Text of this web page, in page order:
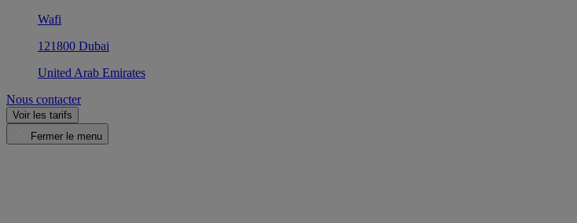
Wafi
121800 Dubai
United Arab Emirates
Nous contacter
Voir les tarifs
Fermer le menu